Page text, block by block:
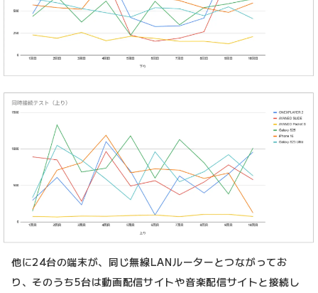
他に24台の端末が、同じ無線LANルーターとつながってお
り、そのうち5台は動画配信サイトや音楽配信サイトと接続し